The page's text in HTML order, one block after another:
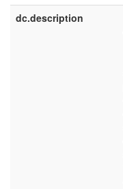
dc.description